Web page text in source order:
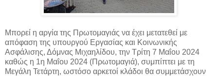
Μπορεί η αργία της Πρωτομαγιάς να έχει μετατεθεί με
απόφαση της υπουργού Εργασίας και Κοινωνικής
Ασφάλισης, Δόμνας Μιχαηλίδου, την Τρίτη 7 Μαΐου 2024
καθώς η 1η Μαΐου 2024 (Πρωτομαγιά), συμπίπτει με τη
Μεγάλη Τετάρτη, ωστόσο αρκετοί κλάδοι θα συμμετάσχουν